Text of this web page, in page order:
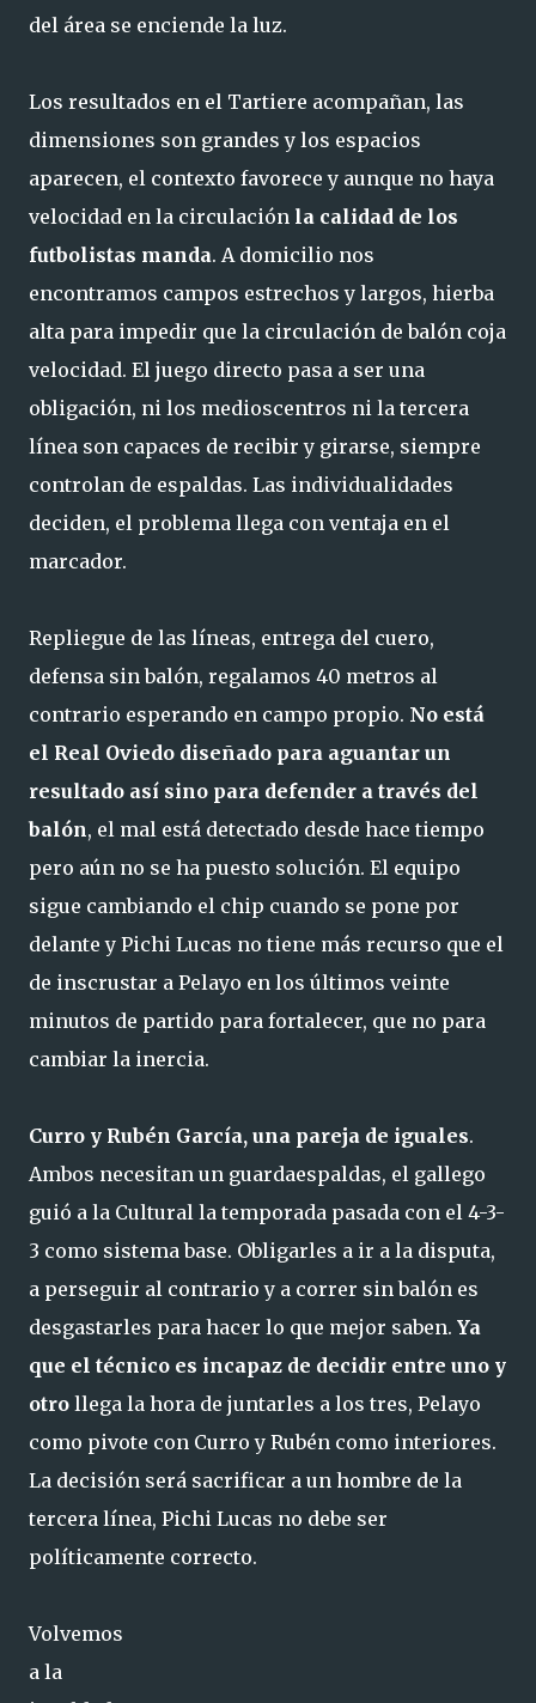
del área se enciende la luz.
Los resultados en el Tartiere acompañan, las
dimensiones son grandes y los espacios
aparecen, el contexto favorece y aunque no haya
velocidad en la circulación la calidad de los
futbolistas manda. A domicilio nos
encontramos campos estrechos y largos, hierba
alta para impedir que la circulación de balón coja
velocidad. El juego directo pasa a ser una
obligación, ni los medioscentros ni la tercera
línea son capaces de recibir y girarse, siempre
controlan de espaldas. Las individualidades
deciden, el problema llega con ventaja en el
marcador.
Repliegue de las líneas, entrega del cuero,
defensa sin balón, regalamos 40 metros al
contrario esperando en campo propio. No está
el Real Oviedo diseñado para aguantar un
resultado así sino para defender a través del
balón, el mal está detectado desde hace tiempo
pero aún no se ha puesto solución. El equipo
sigue cambiando el chip cuando se pone por
delante y Pichi Lucas no tiene más recurso que el
de inscrustar a Pelayo en los últimos veinte
minutos de partido para fortalecer, que no para
cambiar la inercia.
Curro y Rubén García, una pareja de iguales.
Ambos necesitan un guardaespaldas, el gallego
guió a la Cultural la temporada pasada con el 4-3-
3 como sistema base. Obligarles a ir a la disputa,
a perseguir al contrario y a correr sin balón es
desgastarles para hacer lo que mejor saben. Ya
que el técnico es incapaz de decidir entre uno y
otro llega la hora de juntarles a los tres, Pelayo
como pivote con Curro y Rubén como interiores.
La decisión será sacrificar a un hombre de la
tercera línea, Pichi Lucas no debe ser
políticamente correcto.
Volvemos
a la